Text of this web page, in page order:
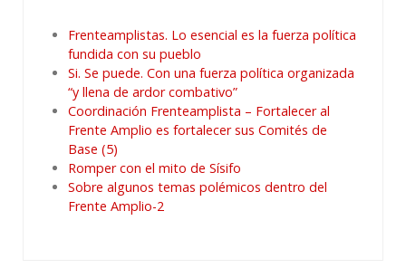
Frenteamplistas. Lo esencial es la fuerza política
fundida con su pueblo
Si. Se puede. Con una fuerza política organizada
“y llena de ardor combativo”
Coordinación Frenteamplista – Fortalecer al
Frente Amplio es fortalecer sus Comités de
Base (5)
Romper con el mito de Sísifo
Sobre algunos temas polémicos dentro del
Frente Amplio-2